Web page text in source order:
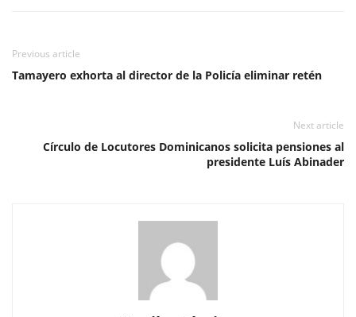
Previous article
Tamayero exhorta al director de la Policía eliminar retén
Next article
Círculo de Locutores Dominicanos solicita pensiones al
presidente Luís Abinader